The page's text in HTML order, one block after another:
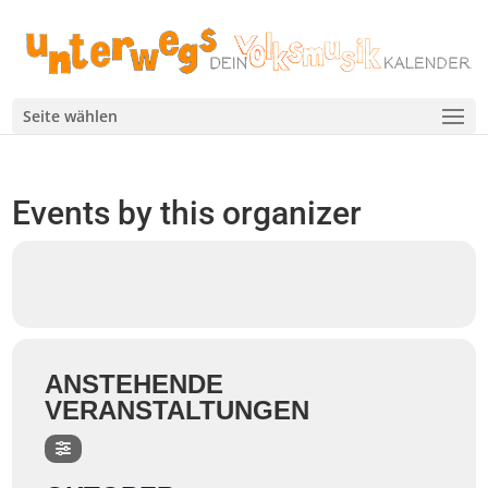
Seite wählen
Events by this organizer
ANSTEHENDE
VERANSTALTUNGEN